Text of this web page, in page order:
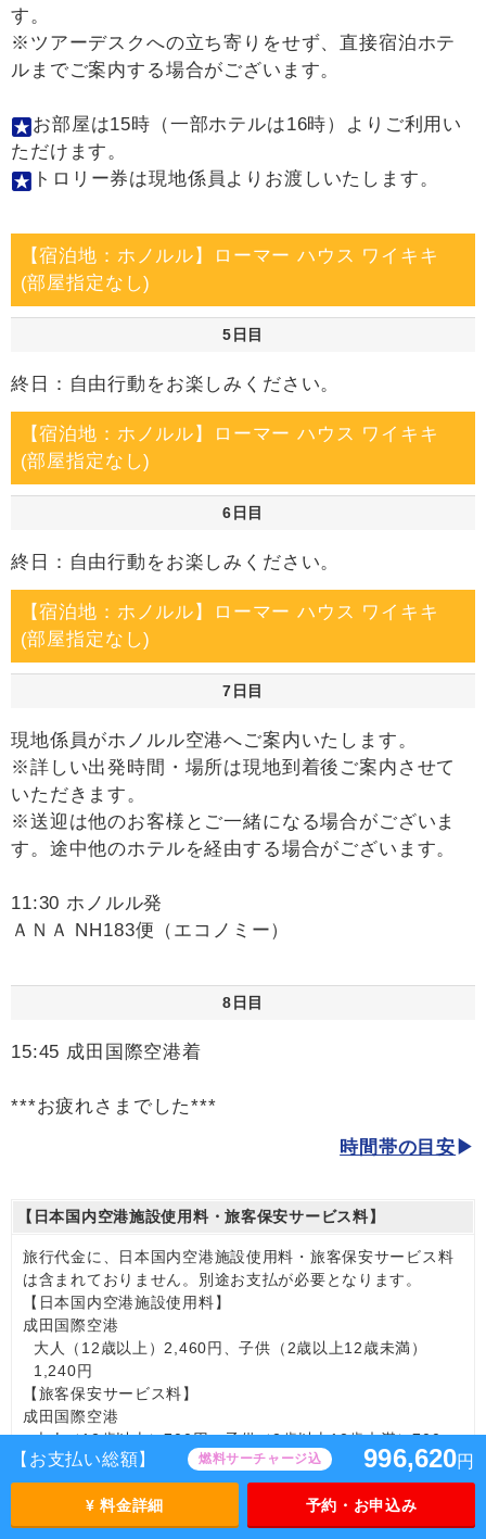
【お支払い総額】 燃料サーチャージ込 996,620円
¥ 料金詳細 予約・お申込み
す。
※ツアーデスクへの立ち寄りをせず、直接宿泊ホテ
ルまでご案内する場合がございます。
お部屋は15時（一部ホテルは16時）よりご利用い
ただけます。
トロリー券は現地係員よりお渡しいたします。
【宿泊地：ホノルル】ローマー ハウス ワイキキ
(部屋指定なし)
5日目
終日：自由行動をお楽しみください。
【宿泊地：ホノルル】ローマー ハウス ワイキキ
(部屋指定なし)
6日目
終日：自由行動をお楽しみください。
【宿泊地：ホノルル】ローマー ハウス ワイキキ
(部屋指定なし)
7日目
現地係員がホノルル空港へご案内いたします。
※詳しい出発時間・場所は現地到着後ご案内させて
いただきます。
※送迎は他のお客様とご一緒になる場合がございま
す。途中他のホテルを経由する場合がございます。
11:30 ホノルル発
ＡＮＡ NH183便（エコノミー）
8日目
15:45 成田国際空港着
***お疲れさまでした***
時間帯の目安
【日本国内空港施設使用料・旅客保安サービス料】
旅行代金に、日本国内空港施設使用料・旅客保安サービス料
は含まれておりません。別途お支払が必要となります。
【日本国内空港施設使用料】
成田国際空港
大人（12歳以上）2,460円、子供（2歳以上12歳未満）
1,240円
【旅客保安サービス料】
成田国際空港
大人（12歳以上）700円、子供（2歳以上12歳未満）700
円
【海外空港諸税等】